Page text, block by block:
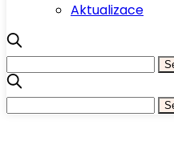
Aktualizace